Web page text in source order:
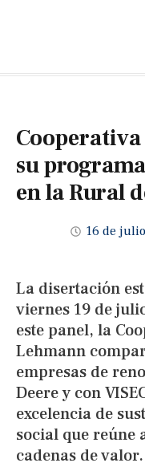
su
en la Rural
16 de
La disertación
viernes 19 de
este panel, la
Lehmann
empresas de
Deere y con
excelencia de
social que reúne
cadenas de valor.